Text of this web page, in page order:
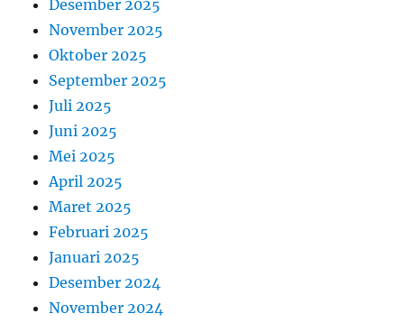
Desember 2025
November 2025
Oktober 2025
September 2025
Juli 2025
Juni 2025
Mei 2025
April 2025
Maret 2025
Februari 2025
Januari 2025
Desember 2024
November 2024